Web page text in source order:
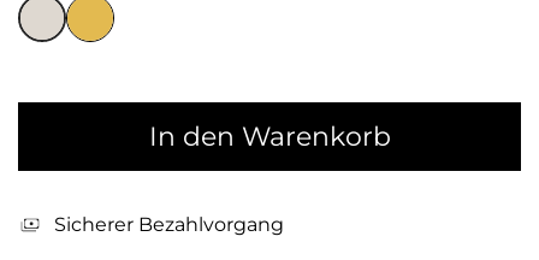
In den Warenkorb
Sicherer Bezahlvorgang